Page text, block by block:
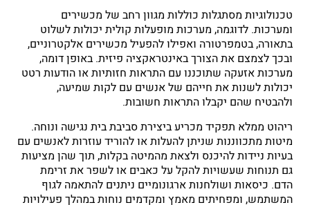
טכנולוגיות מסתגלות כוללות מגוון רחב של מכשירים
ומערכות. לדוגמה, מערכות מופעלות קולית יכולות לשלוט
בתאורה, בטמפרטורה ואפילו להפעיל מכשירים אלקטרוניים,
ובכך לצמצם את הצורך באינטראקציה פיזית. באופן דומה,
מערכות אזעקה שתוכננו עם התראות חזותיות או הודעות רטט
יכולות לשנות את חייהם של אנשים עם לקות שמיעה,
ולהבטיח שהם יקבלו התראות חשובות.
ריהוט ממלא תפקיד מכריע ביצירת סביבת בית נגישה ונוחה.
מיטות מתכווננות שניתן להעלות או להוריד עוזרות לאנשים עם
בעיות ניידות להיכנס ולצאת מהמיטה בקלות, תוך שהן מציעות
גם תנוחות שעשויות להקל על כאבים או לשפר את זרימת
הדם. כיסאות ושולחנות ארגונומיים ניתנים להתאמה לגוף
המשתמש, ומפחיתים מאמץ ומקדמים נוחות במהלך פעילויות